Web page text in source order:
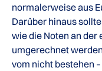
normalerweise aus
Darüber hinaus
wie die Noten an der
umgerechnet
vom nicht bestehen